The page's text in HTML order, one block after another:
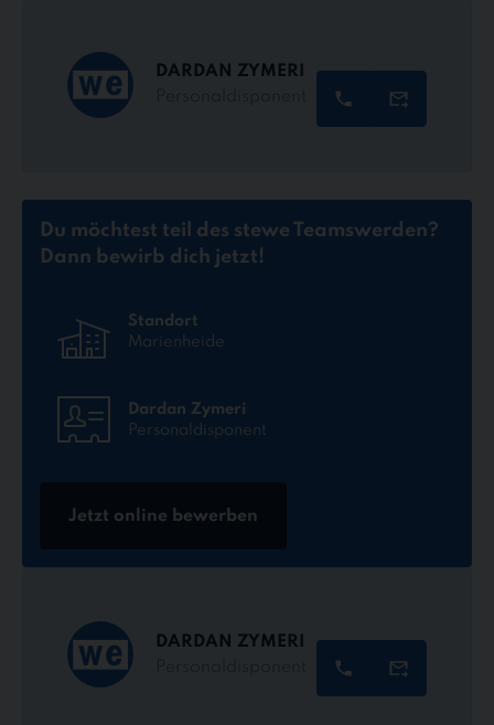
DARDAN ZYMERI
Du möchtest teil des stewe Teamswerden?
Dann bewirb dich jetzt!
Standort
Marienheide
Dardan Zymeri
Personaldisponent
Jetzt online bewerben
DARDAN ZYMERI